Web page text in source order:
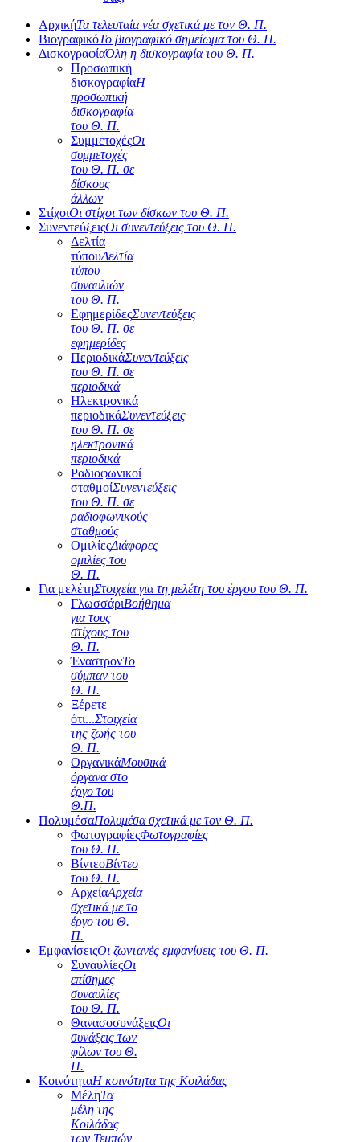
ΑρχικήΤα τελευταία νέα σχετικά με τον Θ. Π.
ΒιογραφικόΤο βιογραφικό σημείωμα του Θ. Π.
ΔισκογραφίαΌλη η δισκογραφία του Θ. Π.
Προσωπική
δισκογραφίαΗ
προσωπική
δισκογραφία
του Θ. Π.
ΣυμμετοχέςΟι
συμμετοχές
του Θ. Π. σε
δίσκους
άλλων
ΣτίχοιΟι στίχοι των δίσκων του Θ. Π.
ΣυνεντεύξειςΟι συνεντεύξεις του Θ. Π.
Δελτία
τύπουΔελτία
τύπου
συναυλιών
του Θ. Π.
ΕφημερίδεςΣυνεντεύξεις
του Θ. Π. σε
εφημερίδες
ΠεριοδικάΣυνεντεύξεις
του Θ. Π. σε
περιοδικά
Ηλεκτρονικά
περιοδικάΣυνεντεύξεις
του Θ. Π. σε
ηλεκτρονικά
περιοδικά
Ραδιοφωνικοί
σταθμοίΣυνεντεύξεις
του Θ. Π. σε
ραδιοφωνικούς
σταθμούς
ΟμιλίεςΔιάφορες
ομιλίες του
Θ. Π.
Για μελέτηΣτοιχεία για τη μελέτη του έργου του Θ. Π.
ΓλωσσάριΒοήθημα
για τους
στίχους του
Θ. Π.
ΈναστρονΤο
σύμπαν του
Θ. Π.
Ξέρετε
ότι...Στοιχεία
της ζωής του
Θ. Π.
ΟργανικάΜουσικά
όργανα στο
έργο του
Θ.Π.
ΠολυμέσαΠολυμέσα σχετικά με τον Θ. Π.
ΦωτογραφίεςΦωτογραφίες
του Θ. Π.
ΒίντεοΒίντεο
του Θ. Π.
ΑρχείαΑρχεία
σχετικά με το
έργο του Θ.
Π.
ΕμφανίσειςΟι ζωντανές εμφανίσεις του Θ. Π.
ΣυναυλίεςΟι
επίσημες
συναυλίες
του Θ. Π.
ΘανασοσυνάξειςΟι
συνάξεις των
φίλων του Θ.
Π.
ΚοινότηταΗ κοινότητα της Κοιλάδας
ΜέληΤα
μέλη της
Κοιλάδας
των Τεμπών